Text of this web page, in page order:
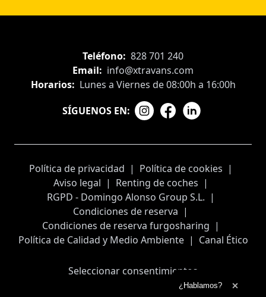
Teléfono: 828 701 240
Email: info@xtravans.com
Horarios: Lunes a Viernes de 08:00h a 16:00h
SÍGUENOS EN:
Política de privacidad | Política de cookies |
Aviso legal | Renting de coches |
RGPD - Domingo Alonso Group S.L. |
Condiciones de reserva |
Condiciones de reserva furgosharing |
Política de Calidad y Medio Ambiente | Canal Ético
Seleccionar consentimientos
¿Hablamos?
Ampliar el texto
Cerrar